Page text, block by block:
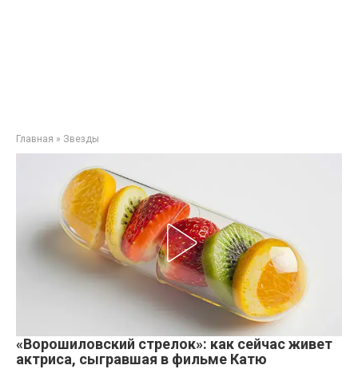
Главная » Звезды
«Ворошиловский стрелок»: как сейчас живет
актриса, сыгравшая в фильме Катю